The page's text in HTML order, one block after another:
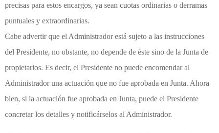
precisas para estos encargos, ya sean cuotas ordinarias o derramas
puntuales y extraordinarias.
Cabe advertir que el Administrador está sujeto a las instrucciones
del Presidente, no obstante, no depende de éste sino de la Junta de
propietarios. Es decir, el Presidente no puede encomendar al
Administrador una actuación que no fue aprobada en Junta. Ahora
bien, si la actuación fue aprobada en Junta, puede el Presidente
concretar los detalles y notificárselos al Administrador.